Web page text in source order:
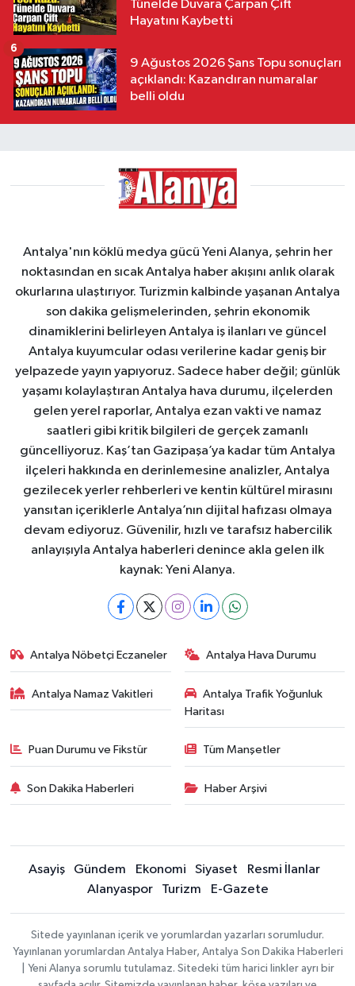
Tünelde Duvara Çarpan Çift
Hayatını Kaybetti
9 Ağustos 2026 Şans Topu sonuçları
açıklandı: Kazandıran numaralar
belli oldu
6
Antalya'nın köklü medya gücü Yeni Alanya, şehrin her
noktasından en sıcak Antalya haber akışını anlık olarak
okurlarına ulaştırıyor. Turizmin kalbinde yaşanan Antalya
son dakika gelişmelerinden, şehrin ekonomik
dinamiklerini belirleyen Antalya iş ilanları ve güncel
Antalya kuyumcular odası verilerine kadar geniş bir
yelpazede yayın yapıyoruz. Sadece haber değil; günlük
yaşamı kolaylaştıran Antalya hava durumu, ilçelerden
gelen yerel raporlar, Antalya ezan vakti ve namaz
saatleri gibi kritik bilgileri de gerçek zamanlı
güncelliyoruz. Kaş’tan Gazipaşa’ya kadar tüm Antalya
ilçeleri hakkında en derinlemesine analizler, Antalya
gezilecek yerler rehberleri ve kentin kültürel mirasını
yansıtan içeriklerle Antalya’nın dijital hafızası olmaya
devam ediyoruz. Güvenilir, hızlı ve tarafsız habercilik
anlayışıyla Antalya haberleri denince akla gelen ilk
kaynak: Yeni Alanya.
Antalya Nöbetçi Eczaneler Antalya Hava Durumu
Antalya Namaz Vakitleri
Antalya Trafik Yoğunluk
Haritası
Puan Durumu ve Fikstür Tüm Manşetler
Son Dakika Haberleri Haber Arşivi
Asayiş Gündem Ekonomi Siyaset
Resmi İlanlar
Alanyaspor
Turizm E-Gazete
Sitede yayınlanan içerik ve yorumlardan yazarları sorumludur.
Yayınlanan yorumlardan Antalya Haber, Antalya Son Dakika Haberleri
| Yeni Alanya sorumlu tutulamaz. Sitedeki tüm harici linkler ayrı bir